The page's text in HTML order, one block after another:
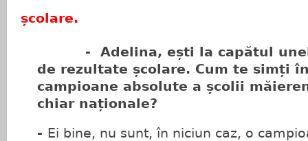
școlare.
- Adelina, ești la capătul unei
de rezultate școlare. Cum te simți
campioane absolute a școlii
chiar naționale?
- Ei bine, nu sunt, în niciun caz, o